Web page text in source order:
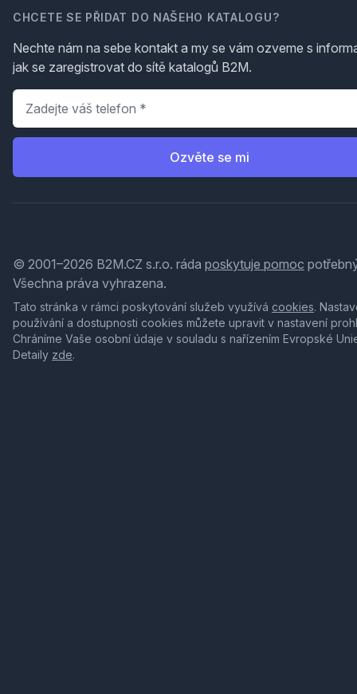
CHCETE SE PŘIDAT DO NAŠEHO KATALOGU?
Nechte nám na sebe kontakt a my se vám ozveme s
jak se zaregistrovat do sítě katalogů B2M.
Telefon
Ozvěte se mi
© 2001–2026 B2M.CZ s.r.o. ráda poskytuje pomoc
Všechna práva vyhrazena.
Tato stránka v rámci poskytování služeb využívá cookies.
používání a dostupnosti cookies můžete upravit v nastavení
Chráníme Vaše osobní údaje v souladu s nařízením Evropské
Detaily zde.